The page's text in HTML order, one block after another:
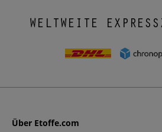
WELTWEITE
Über Etoffe.com